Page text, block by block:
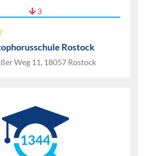
3
Rostock
Weg 11, 18057 Rostock
1344